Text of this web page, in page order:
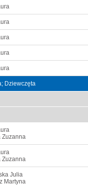
Dziewczęta
Zuzanna
Zuzanna
Julia
Martyna